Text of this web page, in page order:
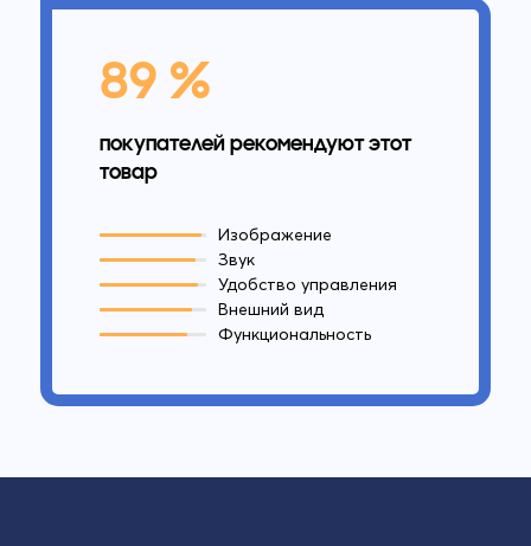
89 %
покупателей рекомендуют этот
товар
Изображение
Звук
Удобство управления
Внешний вид
Функциональность